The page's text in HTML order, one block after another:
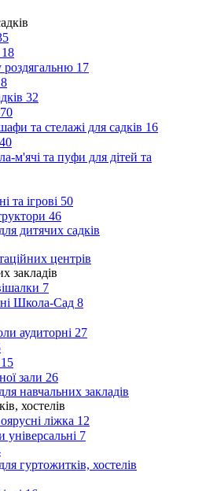
18
17
32
70
та стелажі для садків 16
40
м'ячі та пуфи для дітей та
та ігрові 50
46
дитячих садків
центрів
закладів
7
Школа-Сад 8
аудиторні 27
15
зали 26
навчальних закладів
хостелів
ліжка 12
універсальні 7
гуртожитків, хостелів